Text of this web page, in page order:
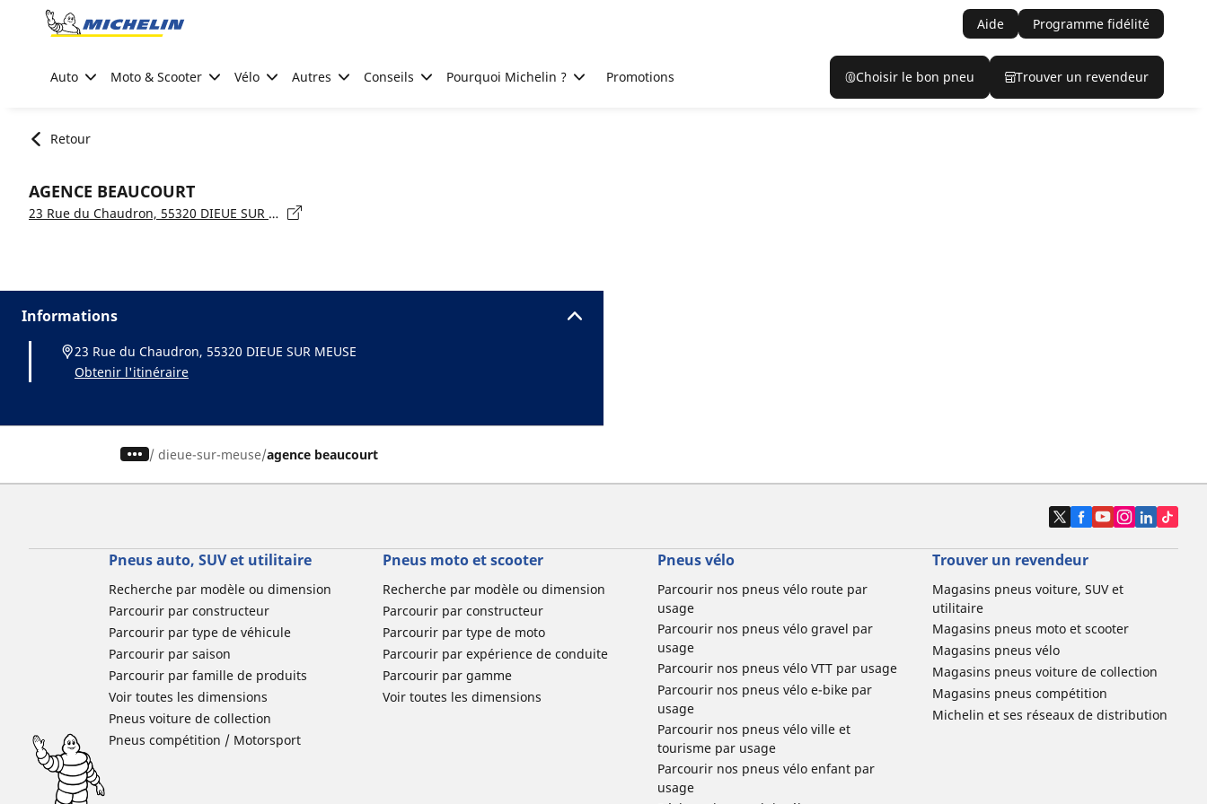
Go to page content
Aide Programme fidélité
Auto Moto & Scooter Vélo Autres Conseils Pourquoi Michelin ? Promotions Choisir le bon pneu Trouver un revendeur
Retour
AGENCE BEAUCOURT
23 Rue du Chaudron, 55320 DIEUE SUR MEUSE
Informations
23 Rue du Chaudron, 55320 DIEUE SUR MEUSE
Obtenir l'itinéraire
/ dieue-sur-meuse agence beaucourt
Pneus auto, SUV et utilitaire
Recherche par modèle ou dimension
Parcourir par constructeur
Parcourir par type de véhicule
Parcourir par saison
Parcourir par famille de produits
Voir toutes les dimensions
Pneus voiture de collection
Pneus compétition / Motorsport
Pneus moto et scooter
Recherche par modèle ou dimension
Parcourir par constructeur
Parcourir par type de moto
Parcourir par expérience de conduite
Parcourir par gamme
Voir toutes les dimensions
Pneus vélo
Parcourir nos pneus vélo route par
usage
Parcourir nos pneus vélo gravel par
usage
Parcourir nos pneus vélo VTT par usage
Parcourir nos pneus vélo e-bike par
usage
Parcourir nos pneus vélo ville et
tourisme par usage
Parcourir nos pneus vélo enfant par
usage
Trouver un revendeur
Magasins pneus voiture, SUV et
utilitaire
Magasins pneus moto et scooter
Magasins pneus vélo
Magasins pneus voiture de collection
Magasins pneus compétition
Michelin et ses réseaux de distribution